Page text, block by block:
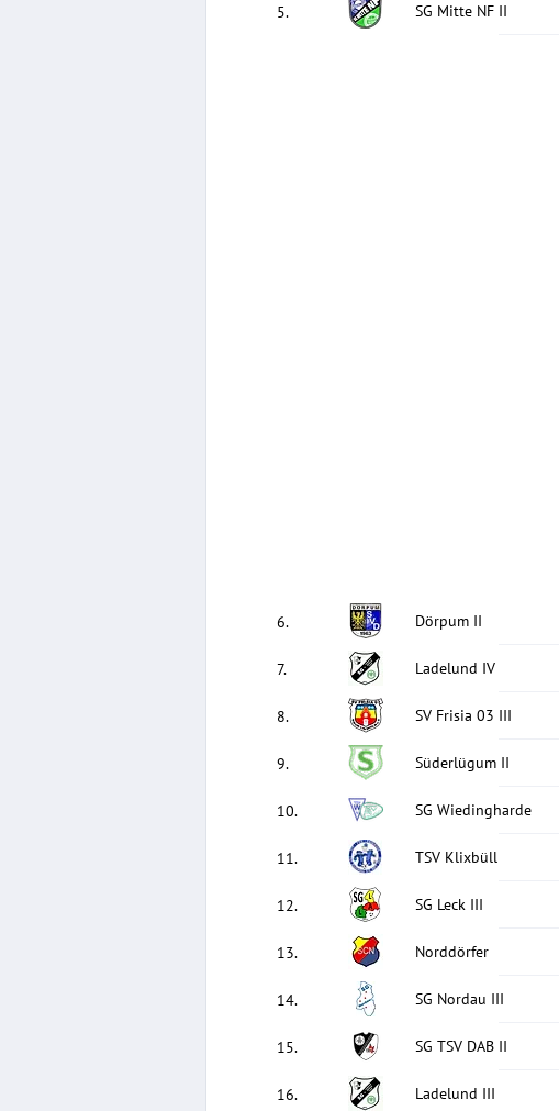
5. SG Mitte NF II
6. Dörpum II
7. Ladelund IV
8. SV Frisia 03 III
9. Süderlügum II
10. SG Wiedingharde
11. TSV Klixbüll
12. SG Leck III
13. Norddörfer
14. SG Nordau III
15. SG TSV DAB II
16. Ladelund III